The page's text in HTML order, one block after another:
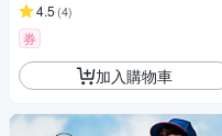
4.5 (4)
券
加入購物車